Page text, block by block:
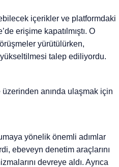
içerikler ve platformdaki
erişime kapatılmıştı. O
yürütülürken,
talep ediliyordu.
anında ulaşmak için
yönelik önemli adımlar
ebeveyn denetim araçlarını
devreye aldı. Ayrıca